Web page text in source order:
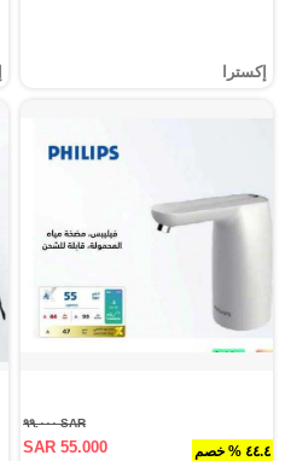
إكسترا
٤٤.٤ % خصم
SAR ٩٩.٠٠٠
SAR 55.000